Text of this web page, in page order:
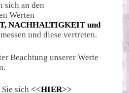
sich an den
Werten
NACHHALTIGKEIT und
messen und diese vertreten.
Beachtung unserer Werte
sich <<HIER>>